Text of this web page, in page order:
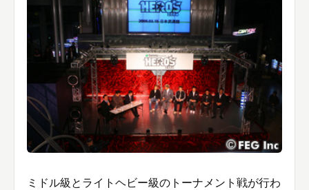
ミドル級とライトヘビー級のトーナメント戦が行わ